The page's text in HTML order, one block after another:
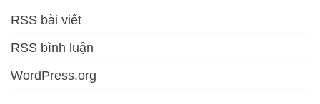
RSS bài viết
RSS bình luận
WordPress.org